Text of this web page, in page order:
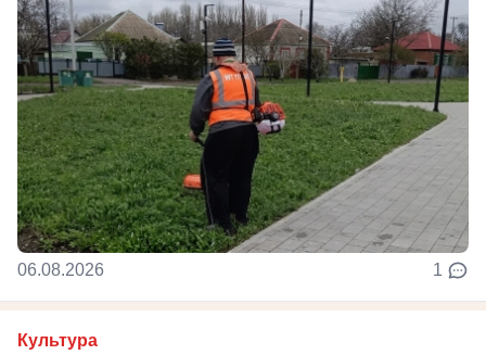
06.08.2026 1
Культура